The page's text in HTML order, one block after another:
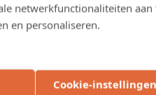
netwerkfunctionaliteiten aan
en personaliseren.
Cookie-instellingen
toepassingen